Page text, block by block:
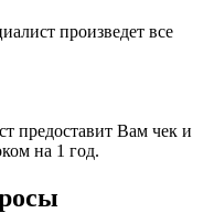
произведет все
предоставит Вам чек и
на 1 год.